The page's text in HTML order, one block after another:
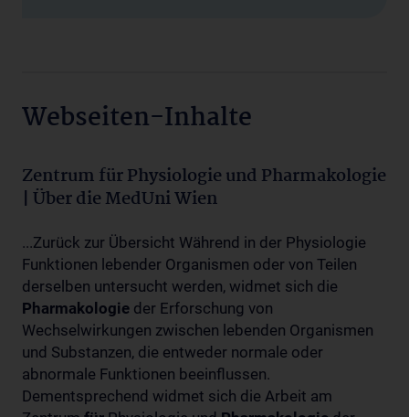
Webseiten-Inhalte
Zentrum für Physiologie und Pharmakologie
| Über die MedUni Wien
...Zurück zur Übersicht Während in der Physiologie
Funktionen lebender Organismen oder von Teilen
derselben untersucht werden, widmet sich die
Pharmakologie der Erforschung von
Wechselwirkungen zwischen lebenden Organismen
und Substanzen, die entweder normale oder
abnormale Funktionen beeinflussen.
Dementsprechend widmet sich die Arbeit am